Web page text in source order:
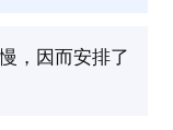
，因而安排了